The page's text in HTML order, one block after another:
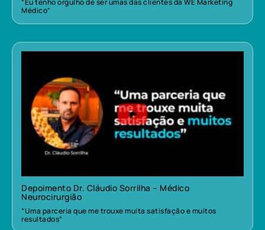
“Eu tenho orgulho de ser umas das clientes da WE Marketing
Médico”
Depoimento Dr. Cláudio Sorrilha – Médico
Neurocirurgião
“Uma parceria que me trouxe muita satisfação e muitos
resultados”